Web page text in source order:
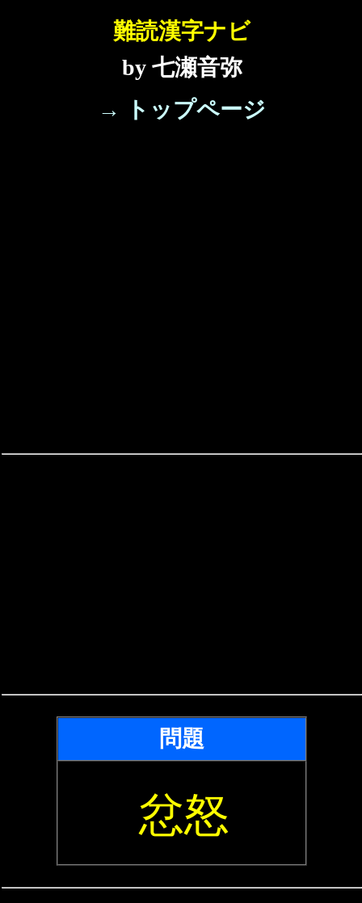
難読漢字ナビ
by 七瀬音弥
→ トップページ
問題
忿怒